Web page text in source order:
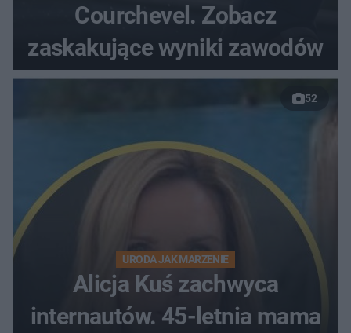
Courchevel. Zobacz
zaskakujące wyniki zawodów
52
URODA JAK MARZENIE
Alicja Kuś zachwyca
internautów. 45-letnia mama